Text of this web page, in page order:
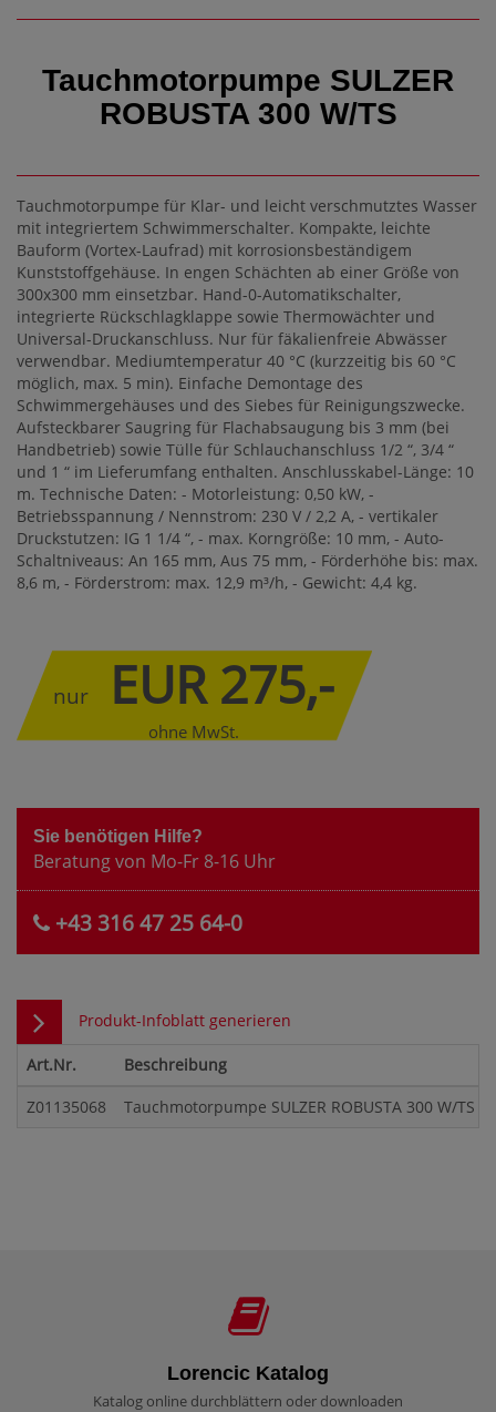
Tauchmotorpumpe SULZER
ROBUSTA 300 W/TS
Tauchmotorpumpe für Klar- und leicht verschmutztes Wasser
mit integriertem Schwimmerschalter. Kompakte, leichte
Bauform (Vortex-Laufrad) mit korrosionsbeständigem
Kunststoffgehäuse. In engen Schächten ab einer Größe von
300x300 mm einsetzbar. Hand-0-Automatikschalter,
integrierte Rückschlagklappe sowie Thermowächter und
Universal-Druckanschluss. Nur für fäkalienfreie Abwässer
verwendbar. Mediumtemperatur 40 °C (kurzzeitig bis 60 °C
möglich, max. 5 min). Einfache Demontage des
Schwimmergehäuses und des Siebes für Reinigungszwecke.
Aufsteckbarer Saugring für Flachabsaugung bis 3 mm (bei
Handbetrieb) sowie Tülle für Schlauchanschluss 1/2 “, 3/4 “
und 1 “ im Lieferumfang enthalten. Anschlusskabel-Länge: 10
m. Technische Daten: - Motorleistung: 0,50 kW, -
Betriebsspannung / Nennstrom: 230 V / 2,2 A, - vertikaler
Druckstutzen: IG 1 1/4 “, - max. Korngröße: 10 mm, - Auto-
Schaltniveaus: An 165 mm, Aus 75 mm, - Förderhöhe bis: max.
8,6 m, - Förderstrom: max. 12,9 m³/h, - Gewicht: 4,4 kg.
nur EUR 275,-
ohne MwSt.
Sie benötigen Hilfe?
Beratung von Mo-Fr 8-16 Uhr
+43 316 47 25 64-0
Produkt-Infoblatt generieren
Art.Nr.
Beschreibung
Z01135068
Tauchmotorpumpe SULZER ROBUSTA 300 W/TS
Lorencic Katalog
Katalog online durchblättern oder downloaden